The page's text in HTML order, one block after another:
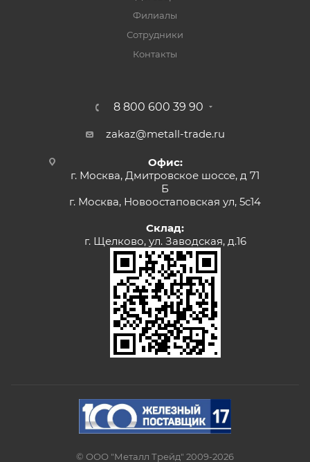
Филиалы
Сотрудники
Контакты
8 800 600 39 90
zakaz@metall-trade.ru
Офис:
г. Москва, Дмитровское шоссе, д 71
Б
г. Москва, Новоостаповская ул, 5с14
Склад:
г. Щелково, ул. Заводская, д.16
© ООО "Металл Трейд" 2009-2026